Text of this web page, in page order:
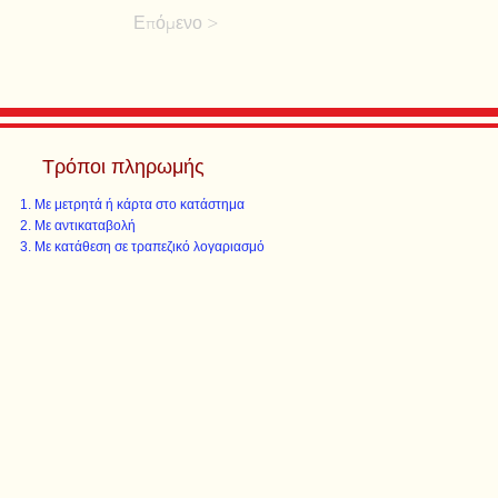
Επόμενο >
Τρόποι πληρωμής
Με μετρητά ή κάρτα στο κατάστημα
Με αντικαταβολή
Με κατάθεση σε τραπεζικό λογαριασμό